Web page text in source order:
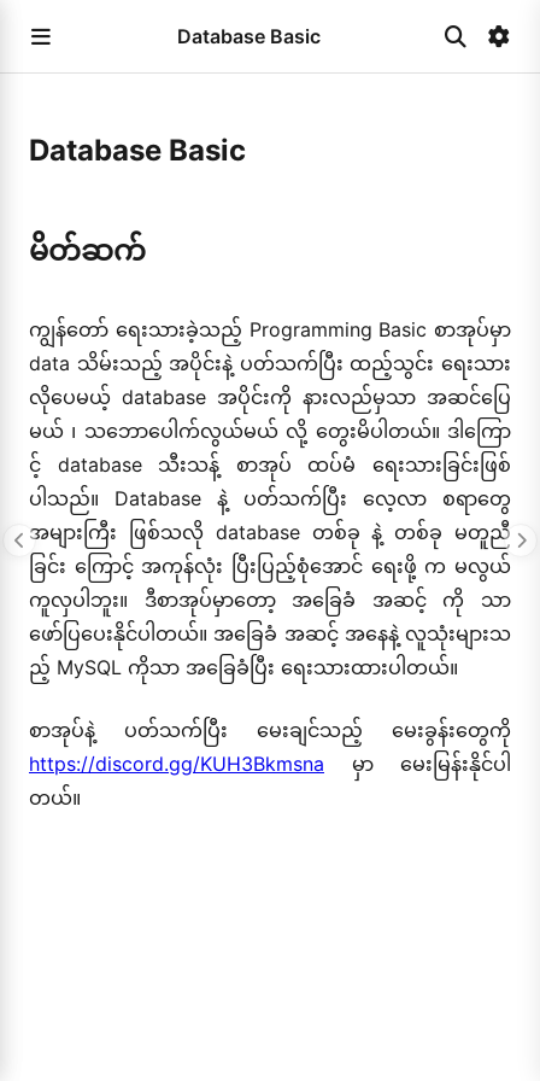
Database Basic
Database Basic
မိတ်ဆက်
ကျွန်တော် ရေးသားခဲ့သည့် Programming Basic စာအုပ်မှာ
data သိမ်းသည့် အပိုင်းနဲ့ ပတ်သက်ပြီး ထည့်သွင်း ရေးသား
လိုပေမယ့် database အပိုင်းကို နားလည်မှသာ အဆင်ပြေ
မယ် ၊ သဘောပေါက်လွယ်မယ် လို့ တွေးမိပါတယ်။ ဒါကြော
င့် database သီးသန့် စာအုပ် ထပ်မံ ရေးသားခြင်းဖြစ်
ပါသည်။ Database နဲ့ ပတ်သက်ပြီး လေ့လာ စရာတွေ
အများကြီး ဖြစ်သလို database တစ်ခု နဲ့ တစ်ခု မတူညီ
ခြင်း ကြောင့် အကုန်လုံး ပြီးပြည့်စုံအောင် ရေးဖို့ က မလွယ်
ကူလှပါဘူး။ ဒီစာအုပ်မှာတော့ အခြေခံ အဆင့် ကို သာ
ဖော်ပြပေးနိုင်ပါတယ်။ အခြေခံ အဆင့် အနေနဲ့ လူသုံးများသ
ည့် MySQL ကိုသာ အခြေခံပြီး ရေးသားထားပါတယ်။
စာအုပ်နဲ့ ပတ်သက်ပြီး မေးချင်သည့် မေးခွန်းတွေကို
https://discord.gg/KUH3Bkmsna မှာ မေးမြန်းနိုင်ပါ
တယ်။